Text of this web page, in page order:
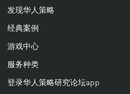
发现华人策略
经典案例
游戏中心
服务种类
登录华人策略研究论坛app